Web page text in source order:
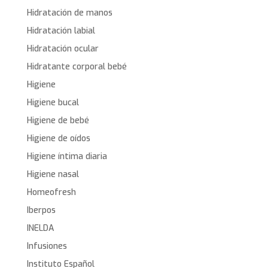
Hidratación de manos
Hidratación labial
Hidratación ocular
Hidratante corporal bebé
Higiene
Higiene bucal
Higiene de bebé
Higiene de oídos
Higiene íntima diaria
Higiene nasal
Homeofresh
Iberpos
INELDA
Infusiones
Instituto Español